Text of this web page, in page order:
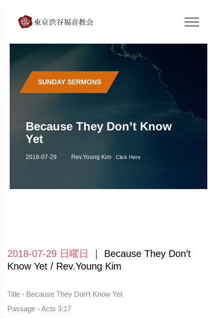
SUNDAY SERMONS
Because They Don’t Know
Yet
2018-07-29 Rev.Young Kim Click Here
2018-07-29 日曜日
｜ Because They Don’t
Know Yet / Rev.Young Kim
Title - Because They Don’t Know Yet
Passage - Acts 3:17